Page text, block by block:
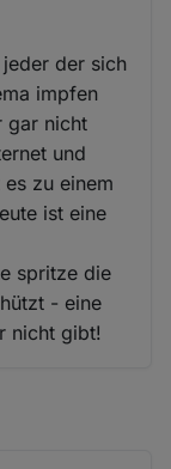
der sich
impfen
gar nicht
und
zu einem
ist eine
spritze die
- eine
nicht gibt!